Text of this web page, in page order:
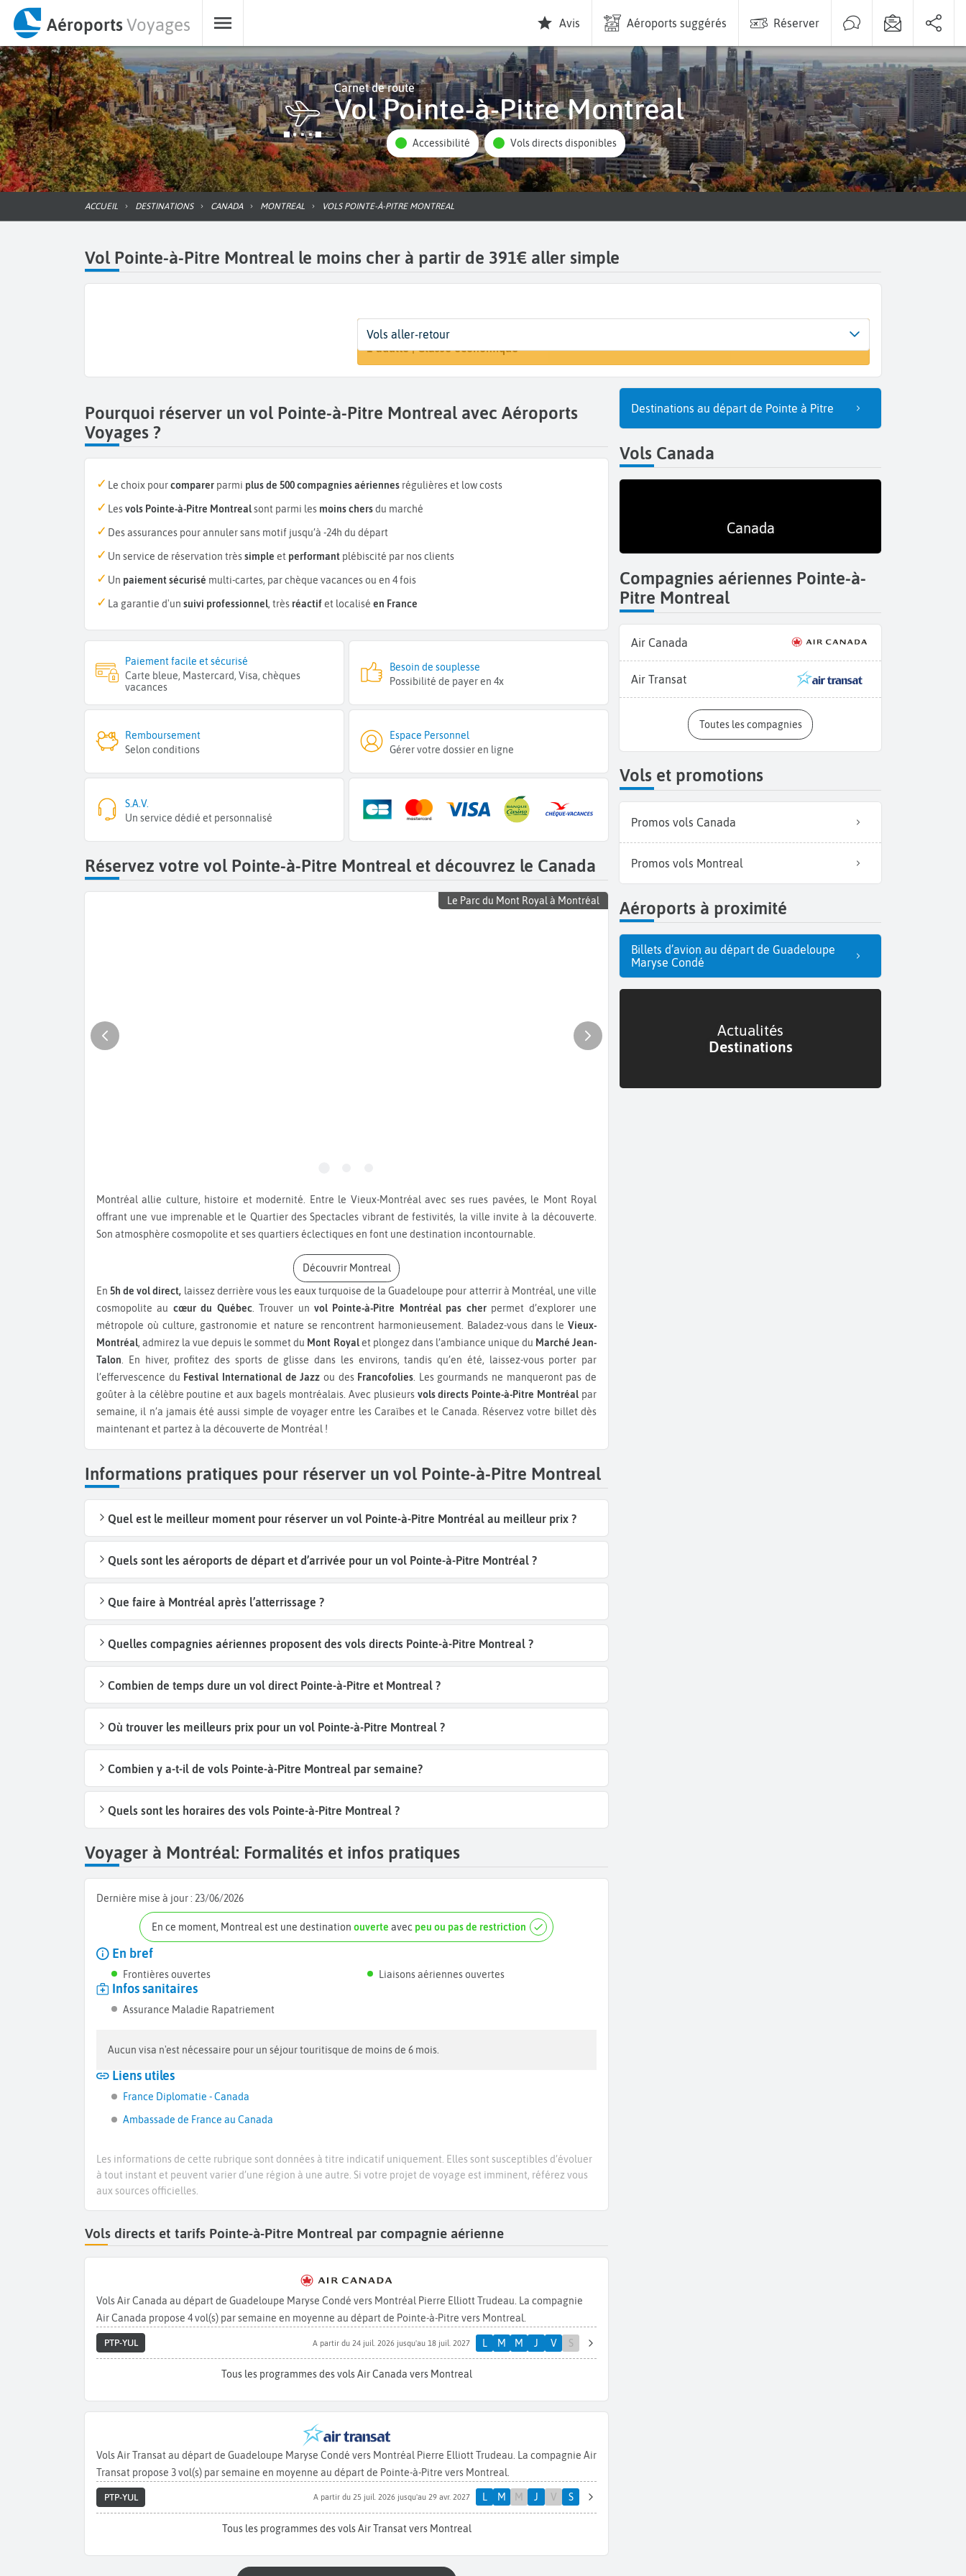
AéroportsVoyages Avis Aéroports suggérés Réserver
Carnet de route
Vol Pointe-à-Pitre Montreal
Accessibilité Vols directs disponibles
ACCUEIL DESTINATIONS CANADA MONTREAL VOLS POINTE-À-PITRE MONTREAL
Vol Pointe-à-Pitre Montreal le moins cher à partir de 391€ aller simple
Départ
Pointe-à-Pitre (PTP) Montreal (YMQ)
Dates
Dates de votre voyage
Voyageurs | Classe
1 adulte | Classe économique
Vols aller-retour
Pourquoi réserver un vol Pointe-à-Pitre Montreal avec Aéroports
Voyages ?
Le choix pourcomparer parmi plus de 500 compagnies aériennes régulières et low costs
Lesvols Pointe-à-Pitre Montrealsont parmi les moins chersdu marché
Des assurances pour annuler sans motif jusqu’à -24h du départ
Un service de réservation trèssimple et performant plébiscité par nos clients
Un paiement sécurisé multi-cartes, par chèque vacances ou en 4 fois
La garantie d'un suivi professionnel, très réactifet localisé en France
Paiement facile et sécurisé
Carte bleue, Mastercard, Visa, chèques
vacances
Besoin de souplesse
Possibilité de payer en 4x
Remboursement
Selon conditions
Espace Personnel
Gérer votre dossier en ligne
S.A.V.
Un service dédié et personnalisé
Réservez votre vol Pointe-à-Pitre Montreal et découvrez le Canada
Le Parc du Mont Royal à Montréal
Montréal allie culture, histoire et modernité. Entre le Vieux-Montréal avec ses rues pavées, le Mont Royal
offrant une vue imprenable et le Quartier des Spectacles vibrant de festivités, la ville invite à la découverte.
Son atmosphère cosmopolite et ses quartiers éclectiques en font une destination incontournable.
Découvrir Montreal
En5h de vol direct, laissez derrière vous les eaux turquoise de la Guadeloupe pour atterrir à Montréal, une ville
cosmopolite au cœur du Québec. Trouver unvol Pointe-à-Pitre Montréal pas cher permet d’explorer une
métropole où culture, gastronomie et nature se rencontrent harmonieusement. Baladez-vous dans le Vieux-
Montréal, admirez la vue depuis le sommet du Mont Royalet plongez dans l’ambiance unique du Marché Jean-
Talon . En hiver, profitez des sports de glisse dans les environs, tandis qu’en été, laissez-vous porter par
l’effervescence du Festival International de Jazz ou des Francofolies . Les gourmands ne manqueront pas de
goûter à la célèbre poutine et aux bagels montréalais. Avec plusieurs vols directs Pointe-à-Pitre Montréal par
semaine, il n’a jamais été aussi simple de voyager entre les Caraïbes et le Canada. Réservez votre billet dès
maintenant et partez à la découverte de Montréal !
Informations pratiques pour réserver un vol Pointe-à-Pitre Montreal
Quel est le meilleur moment pour réserver un vol Pointe-à-Pitre Montréal au meilleur prix ?
Quels sont les aéroports de départ et d’arrivée pour un vol Pointe-à-Pitre Montréal ?
Que faire à Montréal après l’atterrissage ?
Quelles compagnies aériennes proposent des vols directs Pointe-à-Pitre Montreal ?
Combien de temps dure un vol direct Pointe-à-Pitre et Montreal ?
Où trouver les meilleurs prix pour un vol Pointe-à-Pitre Montreal ?
Combien y a-t-il de vols Pointe-à-Pitre Montreal par semaine?
Quels sont les horaires des vols Pointe-à-Pitre Montreal ?
Voyager à Montréal: Formalités et infos pratiques
Dernière mise à jour : 23/06/2026
En ce moment, Montreal est une destinationouverte avec peu ou pas de restriction
En bref
Frontières ouvertes Liaisons aériennes ouvertes
Infos sanitaires
Assurance Maladie Rapatriement
Aucun visa n'est nécessaire pour un séjour touritisque de moins de 6 mois.
Liens utiles
France Diplomatie - Canada
Ambassade de France au Canada
Les informations de cette rubrique sont données à titre indicatif uniquement. Elles sont susceptibles d’évoluer
à tout instant et peuvent varier d’une région à une autre. Si votre projet de voyage est imminent, référez vous
aux sources officielles.
Vols directs et tarifs Pointe-à-Pitre Montreal par compagnie aérienne
Vols Air Canada au départ de Guadeloupe Maryse Condé vers Montréal Pierre Elliott Trudeau. La compagnie
Air Canada propose 4 vol(s) par semaine en moyenne au départ de Pointe-à-Pitre vers Montreal.
PTP-YUL A partir du 24 juil. 2026 jusqu'au 18 juil. 2027 L M M J V S
Tous les programmes des vols Air Canada vers Montreal
Vols Air Transat au départ de Guadeloupe Maryse Condé vers Montréal Pierre Elliott Trudeau. La compagnie Air
Transat propose 3 vol(s) par semaine en moyenne au départ de Pointe-à-Pitre vers Montreal.
PTP-YUL A partir du 25 juil. 2026 jusqu'au 29 avr. 2027 L M M J V S
Tous les programmes des vols Air Transat vers Montreal
Destinations au départ de Pointe à Pitre
Vols Canada
Canada
Compagnies aériennes Pointe-à-
Pitre Montreal
Air Canada
Air Transat
Toutes les compagnies
Vols et promotions
Promos vols Canada
Promos vols Montreal
Aéroports à proximité
Billets d’avion au départ de Guadeloupe
Maryse Condé
Actualités
Destinations